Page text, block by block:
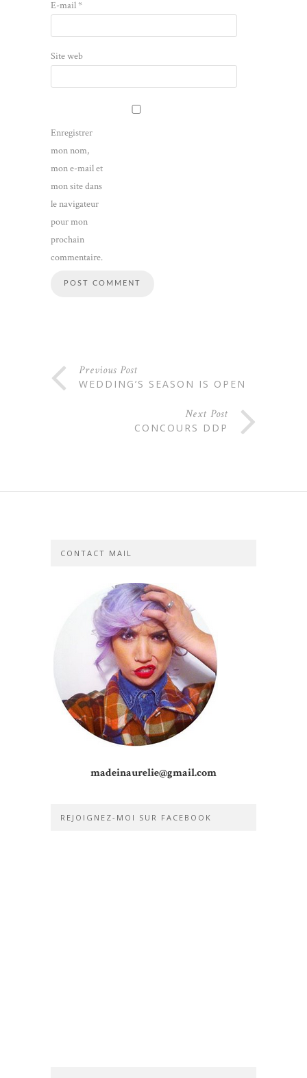
E-mail*
Site web
Enregistrer
mon nom,
mon e-mail et
mon site dans
le navigateur
pour mon
prochain
commentaire.
Previous Post
WEDDING’S SEASON IS OPEN
Next Post
CONCOURS DDP
CONTACT MAIL
madeinaurelie@gmail.com
REJOIGNEZ-MOI SUR FACEBOOK